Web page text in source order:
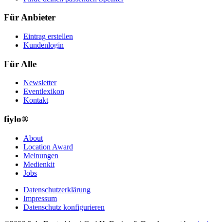
Für Anbieter
Eintrag erstellen
Kundenlogin
Für Alle
Newsletter
Eventlexikon
Kontakt
fiylo®
About
Location Award
Meinungen
Medienkit
Jobs
Datenschutzerklärung
Impressum
Datenschutz konfigurieren